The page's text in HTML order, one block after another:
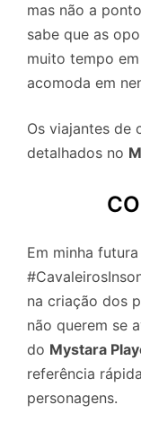
mas não a
sabe que as
muito tempo
acomoda em
Os viajantes de
detalhados no
Em minha
na criação dos
não querem se
do Mystara
referência
personagens.